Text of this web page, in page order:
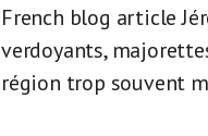
French blog article
verdoyants,
région trop souvent